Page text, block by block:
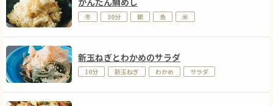
冬 30分 鯛 魚 米
新玉ねぎとわかめのサラダ
10分 新玉ねぎ わかめ サラダ